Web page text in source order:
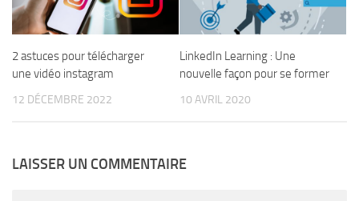
2 astuces pour télécharger
une vidéo instagram
12 DÉCEMBRE 2022
LinkedIn Learning : Une
nouvelle façon pour se former
10 AVRIL 2020
LAISSER UN COMMENTAIRE